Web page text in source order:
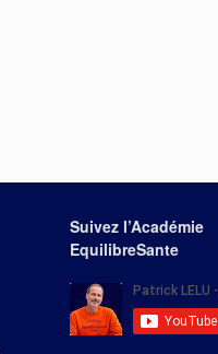
Suivez l’Académie
EquilibreSante